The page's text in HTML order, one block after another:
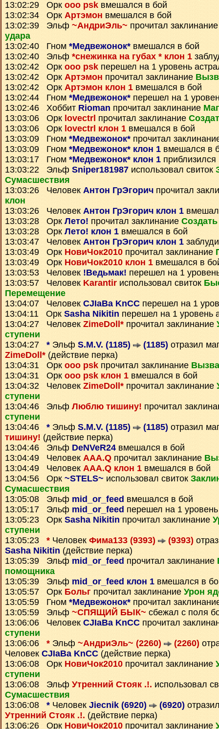
13:02:29 Орк ooo psk вмешался в бой
13:02:34 Орк Артэмон вмешался в бой
13:02:39 Эльф ~АндриЭль~ прочитал
удара
13:02:40 Гном *Медвежонок* вмешался в бой
13:02:40 Эльф *снежинка на губах * клон 1
13:02:42 Орк ooo psk перешел на 1 уровень
13:02:42 Орк Артэмон прочитал заклинание
13:02:42 Орк Артэмон клон 1 вмешался в бой
13:02:44 Гном *Медвежонок* перешел на 1
13:02:46 Хоббит Rioman прочитал заклинание
13:03:06 Орк lovectrl прочитал заклинание
13:03:06 Орк lovectrl клон 1 вмешался в бой
13:03:09 Гном *Медвежонок* прочитал
13:03:09 Гном *Медвежонок* клон 1 вмешался в
13:03:17 Гном *Медвежонок* клон 1 приблизился
13:03:22 Эльф Sniper181987 использовал свиток
Сумаcшествия
13:03:26 Человек Антон ГрЭгорич прочитал
клон
13:03:26 Человек Антон ГрЭгорич клон 1
13:03:28 Орк Лето! прочитал заклинание
13:03:28 Орк Лето! клон 1 вмешался в бой
13:03:47 Человек Антон ГрЭгорич клон 1
13:03:49 Орк НовиЧок2010 прочитал заклинание
13:03:49 Орк НовиЧок2010 клон 1 вмешался в
13:03:53 Человек !Ведьмак! перешел на 1
13:03:57 Человек Karantir использовал свиток
Перемещение
13:04:07 Человек CJIaBa KnCC перешел на 1
13:04:11 Орк Sasha Nikitin перешел на 1 уровень
13:04:27 Человек ZimeDoll* прочитал заклинание
ступени
13:04:27 * Эльф S.M.V. (1185) (1185) отразил
ZimeDoll* (действие перка)
13:04:31 Орк ooo psk прочитал заклинание
13:04:31 Орк ooo psk клон 1 вмешался в бой
13:04:32 Человек ZimeDoll* прочитал заклинание
ступени
13:04:46 Эльф Люблю тишину! прочитал
ступени
13:04:46 * Эльф S.M.V. (1185) (1185) отразил
тишину! (действие перка)
13:04:46 Эльф DeNVeR24 вмешался в бой
13:04:49 Человек AAA.Q прочитал заклинание
13:04:49 Человек AAA.Q клон 1 вмешался в бой
13:04:56 Орк ~STELS~ использовал свиток
Сумаcшествия
13:05:08 Эльф mid_or_feed вмешался в бой
13:05:17 Эльф mid_or_feed перешел на 1
13:05:23 Орк Sasha Nikitin прочитал заклинание
ступени
13:05:23 * Человек Фима133 (9393) (9393)
Sasha Nikitin (действие перка)
13:05:39 Эльф mid_or_feed прочитал заклинание
помощника
13:05:39 Эльф mid_or_feed клон 1 вмешался в
13:05:57 Орк Больг прочитал заклинание Урон
13:05:59 Гном *Медвежонок* прочитал
13:05:59 Эльф ~СПЯЩИЙ БЫК~ сбежал с поля
13:06:06 Человек CJIaBa KnCC прочитал
ступени
13:06:06 * Эльф ~АндриЭль~ (2260) (2260)
Человек CJIaBa KnCC (действие перка)
13:06:08 Орк НовиЧок2010 прочитал заклинание
ступени
13:06:08 Эльф Утренний Стояк .!. использовал
Сумаcшествия
13:06:08 * Человек Jiecnik (6920) (6920)
Утренний Стояк .!. (действие перка)
13:06:26 Орк НовиЧок2010 прочитал заклинание